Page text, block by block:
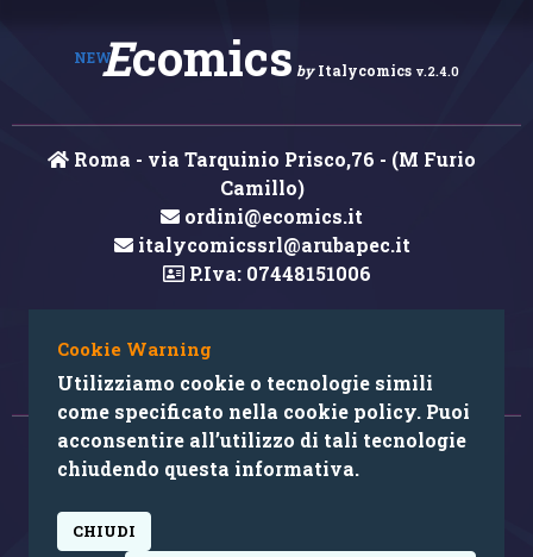
NEWEcomics by Italycomics v.2.4.0
Roma - via Tarquinio Prisco,76 - (M Furio
Camillo)
ordini@ecomics.it
italycomicssrl@arubapec.it
P.Iva: 07448151006
Hai rilevato un errore nei contenuti?
© 2026 Copyright: Ecomics.it by Italycomics Srl
Camera di Commercio di Roma RM REA 1033457
Cookie Warning
Utilizziamo cookie o tecnologie simili
come specificato nella cookie policy. Puoi
acconsentire all’utilizzo di tali tecnologie
chiudendo questa informativa.
CHIUDI